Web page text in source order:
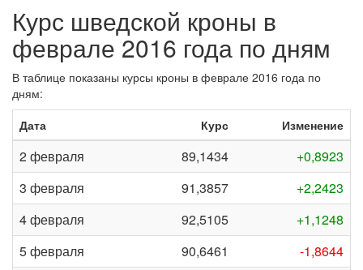
Курс шведской кроны в
феврале 2016 года по дням
В таблице показаны курсы кроны в феврале 2016 года по
дням:
Дата
Курс Изменение
2 февраля 89,1434
+0,8923
3 февраля
91,3857
+2,2423
4 февраля
92,5105
+1,1248
5 февраля
90,6461
-1,8644